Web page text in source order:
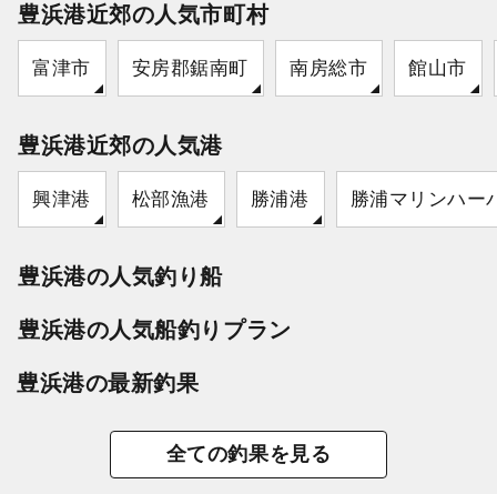
豊浜港近郊の人気市町村
富津市 安房郡鋸南町 南房総市 館山市
豊浜港近郊の人気港
興津港 松部漁港 勝浦港 勝浦マリンハー
豊浜港の人気釣り船
豊浜港の人気船釣りプラン
豊浜港の最新釣果
全ての釣果を見る